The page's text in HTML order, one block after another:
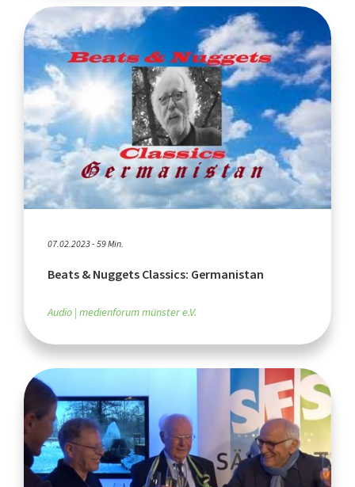
07.02.2023 - 59 Min.
Beats & Nuggets Classics: Germanistan
Audio medienforum münster e.V.